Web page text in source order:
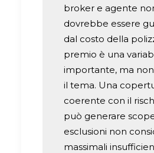
broker e agente
dovrebbe essere
dal costo della
premio è una
importante, ma
il tema. Una
coerente con il
può generare
esclusioni non
massimali